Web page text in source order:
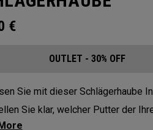
€
OUTLET - 30% OFF
Sie mit dieser Schlägerhaube
Sie klar, welcher Putter der